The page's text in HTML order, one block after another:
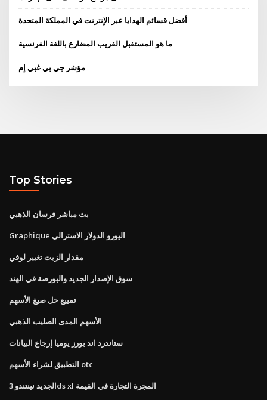
أفضل قسائم الهدايا عبر الإنترنت في المملكة المتحدة
ما هو المستقبل القريب المضارع باللغة الفرنسية
مؤشر جي بي غبي إم
Top Stories
بث مباشر فرسان الذهبي
Graphique اليورو الدولار الاسترالي
مقدار الزيت تغيير لوفي
سوق الإصدار الجديد والبورصة في الهند
تمييع حل صبغ الأسهم
الأسهم المدى الصليب الذهبي
ستاندرد اند بورز يوميا إرجاع البيانات
التطبيق لشراء الأسهم otc
الجديد نينتندو 3ds xl المجرة التجارة في القيمة